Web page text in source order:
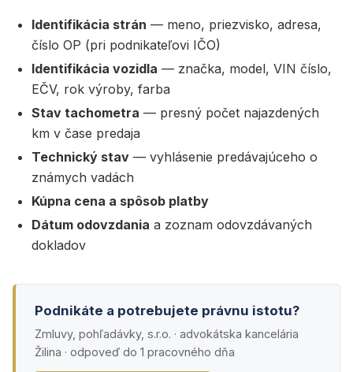
Identifikácia strán — meno, priezvisko, adresa,
číslo OP (pri podnikateľovi IČO)
Identifikácia vozidla — značka, model, VIN číslo,
EČV, rok výroby, farba
Stav tachometra — presný počet najazdených
km v čase predaja
Technický stav — vyhlásenie predávajúceho o
známych vadách
Kúpna cena a spôsob platby
Dátum odovzdania a zoznam odovzdávaných
dokladov
Podnikáte a potrebujete právnu istotu?
Zmluvy, pohľadávky, s.r.o. · advokátska kancelária
Žilina · odpoveď do 1 pracovného dňa